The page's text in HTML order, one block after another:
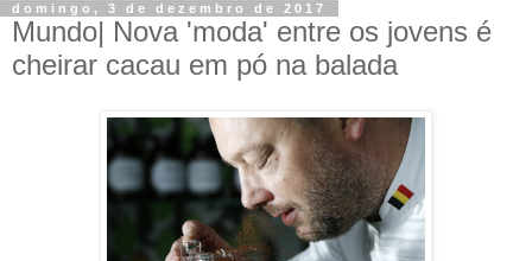
domingo, 3 de dezembro de 2017
Mundo| Nova 'moda' entre os jovens é
cheirar cacau em pó na balada